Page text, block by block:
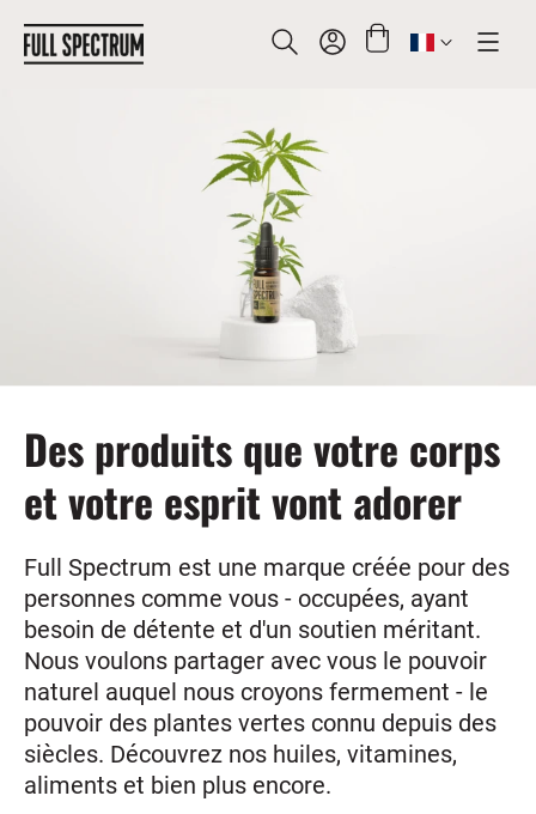
Des produits que votre corps
et votre esprit vont adorer
Full Spectrum est une marque créée pour des
personnes comme vous - occupées, ayant
besoin de détente et d'un soutien méritant.
Nous voulons partager avec vous le pouvoir
naturel auquel nous croyons fermement - le
pouvoir des plantes vertes connu depuis des
siècles. Découvrez nos huiles, vitamines,
aliments et bien plus encore.